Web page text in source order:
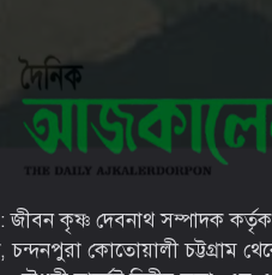
কৃষ্ণ দেবনাথ সম্পাদক কর্তৃক
কোতোয়ালী চট্টগ্রাম